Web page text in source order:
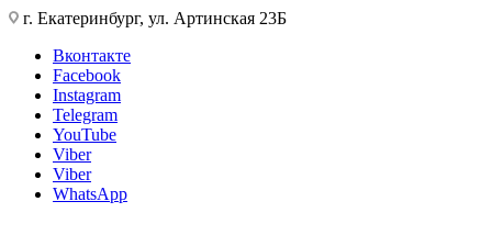
г. Екатеринбург, ул. Артинская 23Б
Вконтакте
Facebook
Instagram
Telegram
YouTube
Viber
Viber
WhatsApp